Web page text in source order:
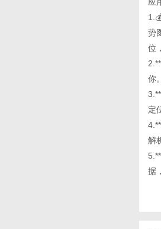
势
位
你。
定
解
据